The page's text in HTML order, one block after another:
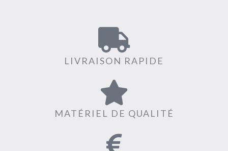
LIVRAISON RAPIDE
MATÉRIEL DE QUALITÉ